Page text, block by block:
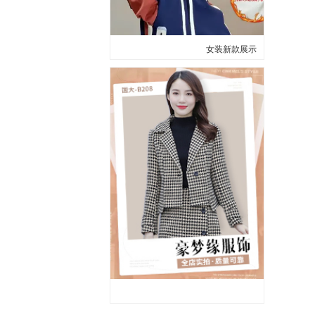
女装新款展示